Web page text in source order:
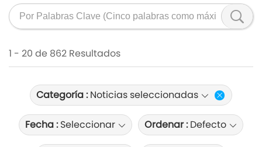
1 - 20 de 862 Resultados
Categoría :Noticias seleccionadas
Fecha :Seleccionar Ordenar :Defecto